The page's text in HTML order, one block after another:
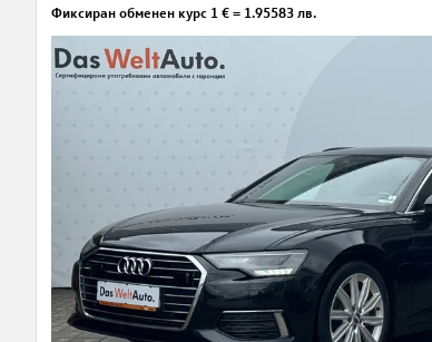
Фиксиран обменен курс 1 € = 1.95583 лв.